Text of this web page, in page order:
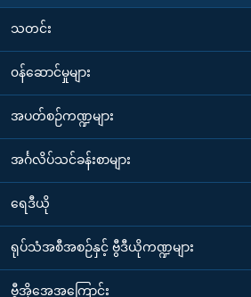
သတင်း
၀န်ဆောင်မှုများ
အပတ်စဉ်ကဏ္ဍများ
အင်္ဂလိပ်သင်ခန်းစာများ
ရေဒီယို
ရုပ်သံအစီအစဉ်နှင့် ဗွီဒီယိုကဏ္ဍများ
ဗွီအိုအေအကြောင်း